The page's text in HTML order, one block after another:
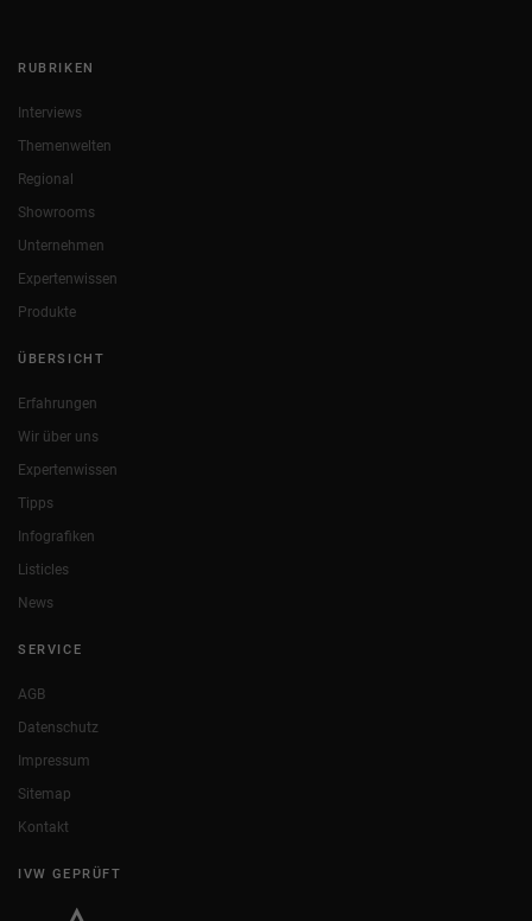
RUBRIKEN
Interviews
Themenwelten
Regional
Showrooms
Unternehmen
Expertenwissen
Produkte
ÜBERSICHT
Erfahrungen
Wir über uns
Expertenwissen
Tipps
Infografiken
Listicles
News
SERVICE
AGB
Datenschutz
Impressum
Sitemap
Kontakt
IVW GEPRÜFT